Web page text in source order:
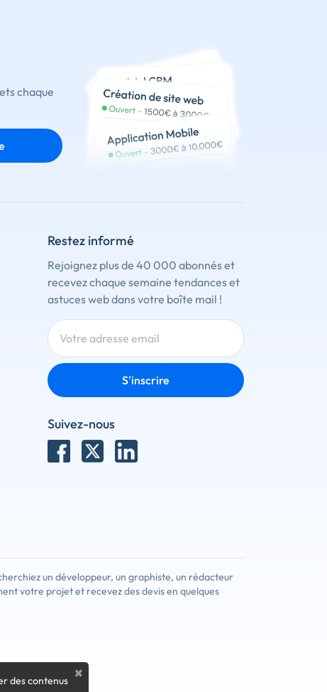
chaque
Restez informé
Rejoignez plus de 40 000 abonnés et
recevez chaque semaine tendances et
astuces web dans votre boîte mail !
S'inscrire
Suivez-nous
un développeur, un graphiste, un rédacteur
votre projet et recevez des devis en quelques
×
des contenus